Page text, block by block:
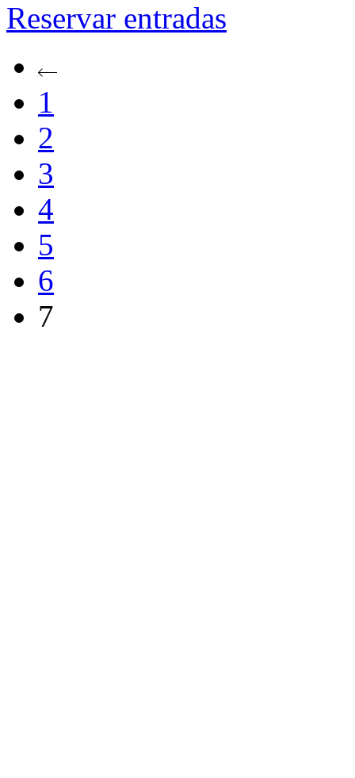
Reservar entradas
1
2
3
4
5
6
7